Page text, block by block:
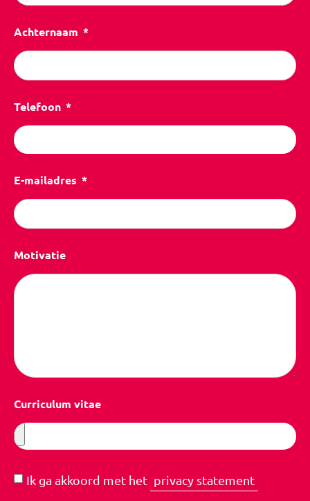
Achternaam
Telefoon
E-mailadres
Motivatie
Curriculum vitae
Ik ga akkoord met het privacy statement